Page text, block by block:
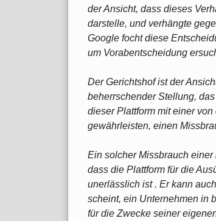
der Ansicht, dass dieses
darstelle, und verhängte
Google focht diese
um Vorabentscheidung
Der Gerichtshof ist der
beherrschender Stellung,
dieser Plattform mit einer
gewährleisten, einen
Ein solcher Missbrauch
dass die Plattform für die
unerlässlich ist . Er kann
scheint, ein Unternehmen in
für die Zwecke seiner